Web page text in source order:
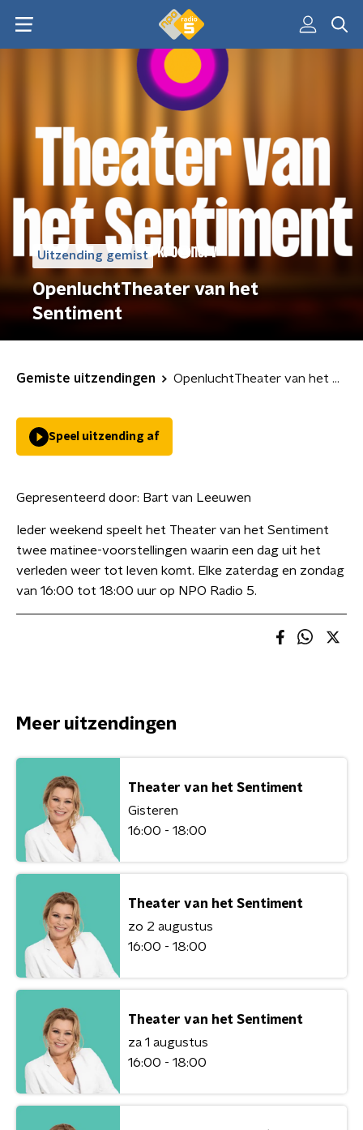
Uitzending gemist
OpenluchtTheater van het
Sentiment
Gemiste uitzendingen OpenluchtTheater van het Sentiment
Speel uitzending af
Gepresenteerd door: Bart van Leeuwen
Ieder weekend speelt het Theater van het Sentiment
twee matinee-voorstellingen waarin een dag uit het
verleden weer tot leven komt. Elke zaterdag en zondag
van 16:00 tot 18:00 uur op NPO Radio 5.
Meer uitzendingen
Theater van het Sentiment
Gisteren
16:00 - 18:00
Theater van het Sentiment
zo 2 augustus
16:00 - 18:00
Theater van het Sentiment
za 1 augustus
16:00 - 18:00